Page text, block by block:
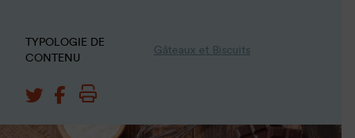
TYPOLOGIE DE
CONTENU
Gâteaux et Biscuits